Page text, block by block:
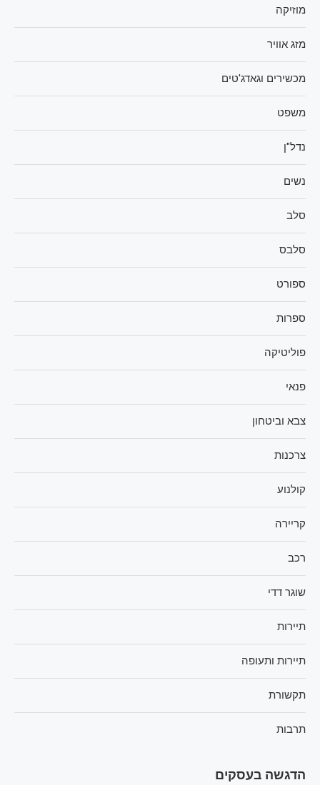
מוזיקה
מזג אוויר
מכשירים וגאדג'טים
משפט
נדל"ן
נשים
סלב
סלבס
ספורט
ספרות
פוליטיקה
פנאי
צבא וביטחון
צרכנות
קולנוע
קריירה
רכב
שוגר דדי
תיירות
תיירות ותעופה
תקשורת
תרבות
הדגשה בעסקים